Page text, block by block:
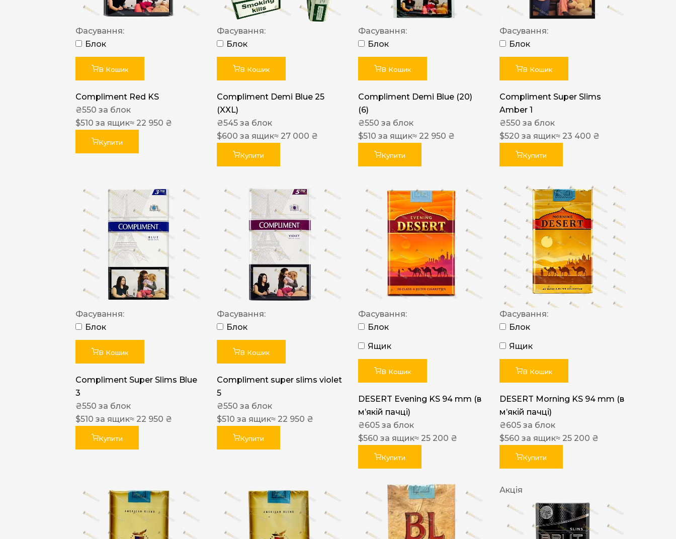
Фасування:
Блок
В Кошик
Compliment Red KS
₴550 за блок
$510 за ящик≈ 22 950 ₴
Купити
Фасування:
Блок
В Кошик
Compliment Demi Blue 25
(XXL)
₴545 за блок
$600 за ящик≈ 27 000 ₴
Купити
Фасування:
Блок
В Кошик
Compliment Demi Blue (20)
(6)
₴550 за блок
$510 за ящик≈ 22 950 ₴
Купити
Фасування:
Блок
В Кошик
Compliment Super Slims
Amber 1
₴550 за блок
$520 за ящик≈ 23 400 ₴
Купити
Фасування:
Блок
В Кошик
Compliment Super Slims Blue
3
₴550 за блок
$510 за ящик≈ 22 950 ₴
Купити
Фасування:
Блок
В Кошик
Compliment super slims violet
5
₴550 за блок
$510 за ящик≈ 22 950 ₴
Купити
Фасування:
Блок
Ящик
В Кошик
DESERT Evening KS 94 mm (в
мʼякій пачці)
₴605 за блок
$560 за ящик≈ 25 200 ₴
Купити
Фасування:
Блок
Ящик
В Кошик
DESERT Morning KS 94 mm (в
мʼякій пачці)
₴605 за блок
$560 за ящик≈ 25 200 ₴
Купити
Акція